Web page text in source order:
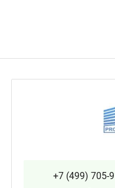
+7 (499) 705-